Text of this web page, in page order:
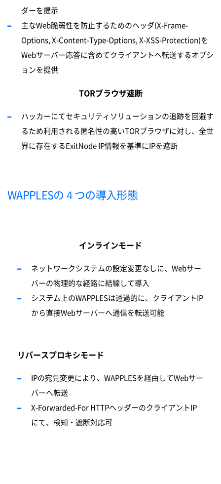
ダーを提示
主なWeb脆弱性を防止するためのヘッダ(X-Frame-
Options, X-Content-Type-Options, X-XSS-Protection)を
Webサーバー応答に含めてクライアントへ転送するオプシ
ョンを提供
TORブラウザ遮断
ハッカーにてセキュリティソリューションの追跡を回避す
るため利用される匿名性の高いTORブラウザに対し、全世
界に存在するExitNode IP情報を基準にIPを遮断
WAPPLESの４つの導入形態
インラインモード
ネットワ ークシステムの設定変更なしに、Webサー
バーの物理的な経路に結線して導入
システム上のWAPPLESは透過的に、クライアントIP
から直接Webサーバーへ通信を転送可能
リバースプロキシモード
IPの宛先変更により、WAPPLESを経由してWebサー
バーへ転送
X-Forwarded-For HTTPヘッダーのクライアントIP
にて、 検知 ・ 遮断対応可